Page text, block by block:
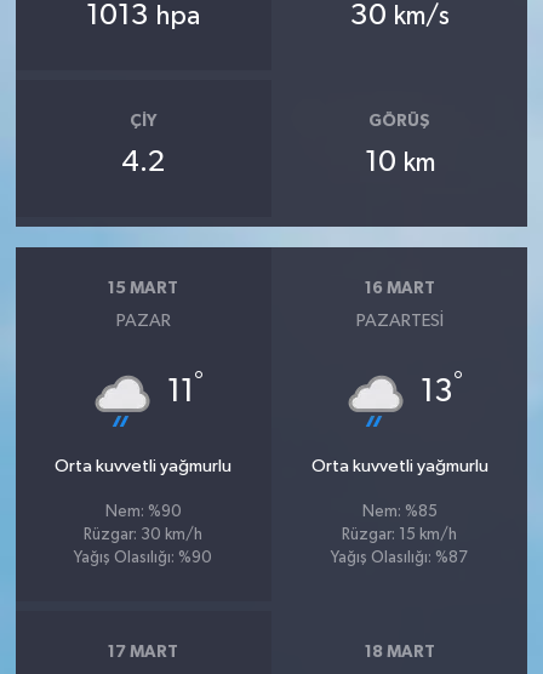
1013 hpa 30 km/s
ÇIY
4.2
GÖRÜŞ
10 km
15 MART
PAZAR
11 °
Orta kuvvetli yağmurlu
Nem: %90
Rüzgar: 30 km/h
Yağış Olasılığı: %90
16 MART
PAZARTESI
13°
Orta kuvvetli yağmurlu
Nem: %85
Rüzgar: 15 km/h
Yağış Olasılığı: %87
17 MART 18 MART